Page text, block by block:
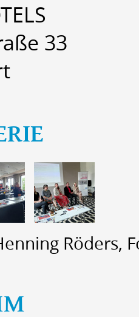
33
Röders,